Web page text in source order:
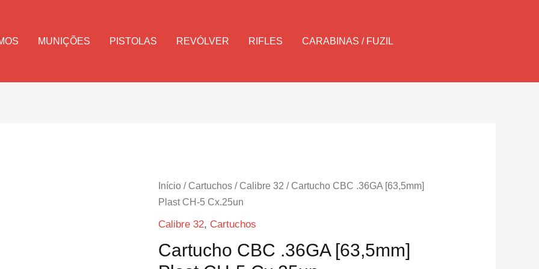
MUNIÇÕES PISTOLAS REVÓLVER RIFLES CARABINAS / FUZIL
Início/ Cartuchos/ Calibre 32 / Cartucho CBC .36GA [63,5mm]
Plast CH-5 Cx.25un
Calibre 32, Cartuchos
Cartucho CBC .36GA [63,5mm]